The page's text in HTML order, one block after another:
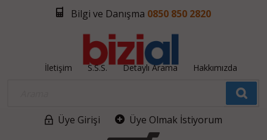
Bilgi ve Danışma 0850 850 2820
İletişim S.S.S. Detaylı Arama Hakkımızda
Üye Girişi Üye Olmak İstiyorum